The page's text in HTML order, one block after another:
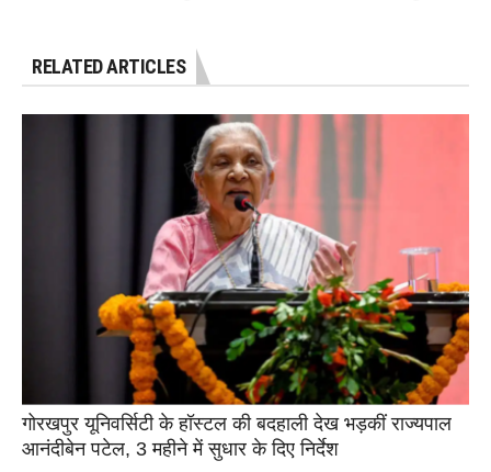
RELATED ARTICLES
गोरखपुर यूनिवर्सिटी के हॉस्टल की बदहाली देख भड़कीं राज्यपाल
आनंदीबेन पटेल, 3 महीने में सुधार के दिए निर्देश